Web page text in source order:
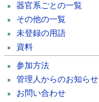
器官系ごとの一覧
その他の一覧
未登録の用語
資料
参加方法
管理人からのお知らせ
お問い合わせ